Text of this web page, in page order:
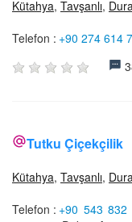
Kütahya, Tavşanlı,
Telefon : +90 274 614
Tutku Çiçekçilik
Kütahya, Tavşanlı,
Telefon : +90 543